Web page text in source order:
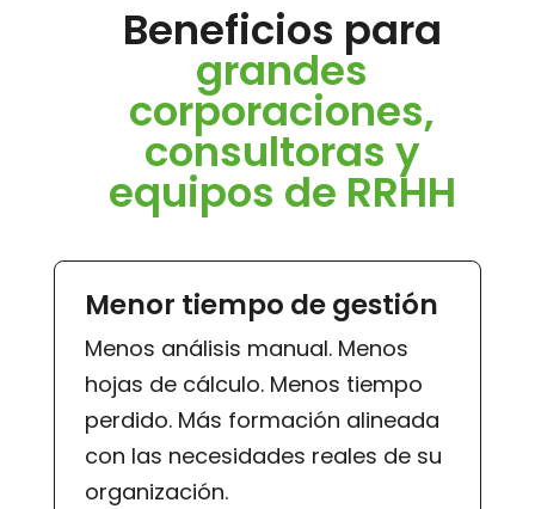
Beneficios para
grandes
corporaciones,
consultoras y
equipos de RRHH
Menor tiempo de gestión
Menos análisis manual. Menos
hojas de cálculo. Menos tiempo
perdido. Más formación alineada
con las necesidades reales de su
organización.